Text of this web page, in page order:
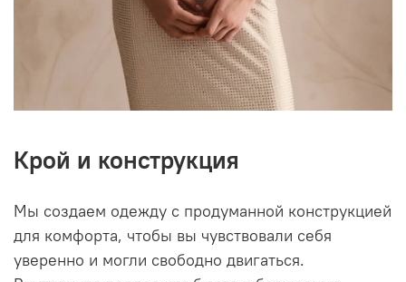
Крой и конструкция
Мы создаем одежду с продуманной конструкцией
для комфорта, чтобы вы чувствовали себя
уверенно и могли свободно двигаться.